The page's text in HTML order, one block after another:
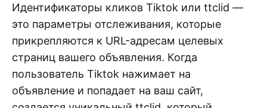
Идентификаторы кликов Tiktok или ttclid —
это параметры отслеживания, которые
прикрепляются к URL-адресам целевых
страниц вашего объявления. Когда
пользователь Tiktok нажимает на
объявление и попадает на ваш сайт,